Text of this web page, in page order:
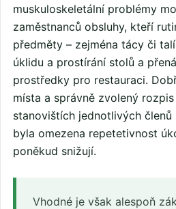
muskuloskeletální problémy
zaměstnanců obsluhy, kteří
předměty – zejména tácy či
úklidu a prostírání stolů a
prostředky pro restauraci.
místa a správně zvolený
stanovištích jednotlivých
byla omezena repetetivnost
poněkud snižují.
Vhodné je však alespoň